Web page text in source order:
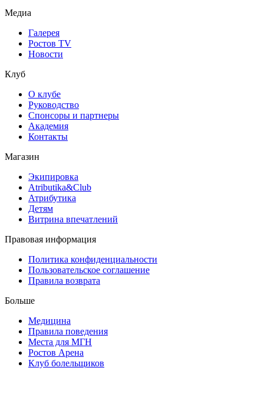
Медиа
Галерея
Ростов TV
Новости
Клуб
О клубе
Руководство
Спонсоры и партнеры
Академия
Контакты
Магазин
Экипировка
Atributika&Club
Атрибутика
Детям
Витрина впечатлений
Правовая информация
Политика конфиденциальности
Пользовательское соглашение
Правила возврата
Больше
Медицина
Правила поведения
Места для МГН
Ростов Арена
Клуб болельщиков